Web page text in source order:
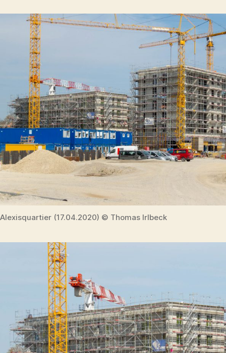
Alexisquartier (17.04.2020) © Thomas Irlbeck